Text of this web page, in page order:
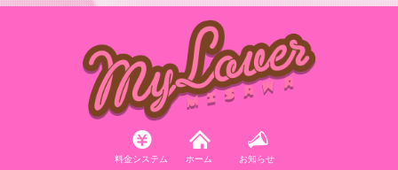
料金システム ホーム お知らせ